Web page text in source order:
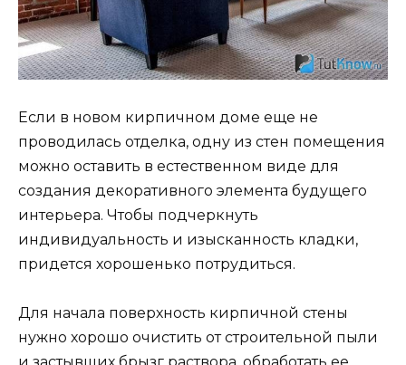
Если в новом кирпичном доме еще не
проводилась отделка, одну из стен помещения
можно оставить в естественном виде для
создания декоративного элемента будущего
интерьера. Чтобы подчеркнуть
индивидуальность и изысканность кладки,
придется хорошенько потрудиться.
Для начала поверхность кирпичной стены
нужно хорошо очистить от строительной пыли